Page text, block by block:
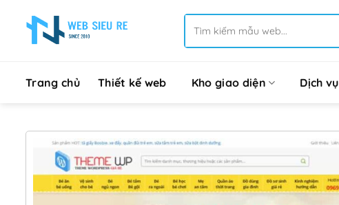
kiếm:
Trang chủ Thiết kế web Kho giao diện Dịch vụ